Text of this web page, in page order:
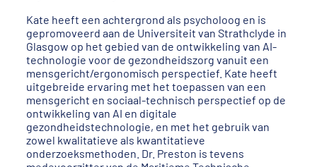
Kate heeft een achtergrond als psycholoog en is
gepromoveerd aan de Universiteit van Strathclyde in
Glasgow op het gebied van de ontwikkeling van AI-
technologie voor de gezondheidszorg vanuit een
mensgericht/ergonomisch perspectief. Kate heeft
uitgebreide ervaring met het toepassen van een
mensgericht en sociaal-technisch perspectief op de
ontwikkeling van AI en digitale
gezondheidstechnologie, en met het gebruik van
zowel kwalitatieve als kwantitatieve
onderzoeksmethoden. Dr. Preston is tevens